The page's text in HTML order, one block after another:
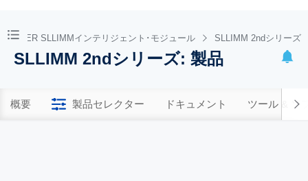
BOOKMARK
Please log in to show your saved searches.
SLLIMMインテリジェント･モジュール SLLIMM 2ndシリーズ
SLLIMM 2ndシリーズ: 製品
概要 製品セレクター ドキュメント ツール & ソ